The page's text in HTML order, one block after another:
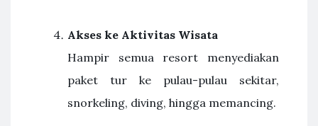
Akses ke Aktivitas Wisata
Hampir semua resort menyediakan
paket tur ke pulau-pulau sekitar,
snorkeling, diving, hingga memancing.